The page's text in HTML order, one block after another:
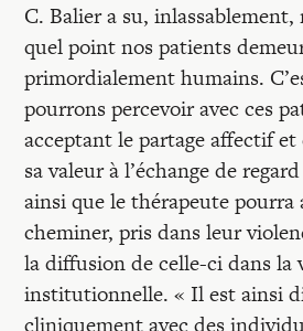
C. Balier a su,
quel point nos patients
primordialement humains.
pourrons percevoir avec ces
acceptant le partage affectif
sa valeur à l’échange de
ainsi que le thérapeute pourra
cheminer, pris dans leur
la diffusion de celle-ci dans la
institutionnelle. « Il est ainsi
cliniquement avec des